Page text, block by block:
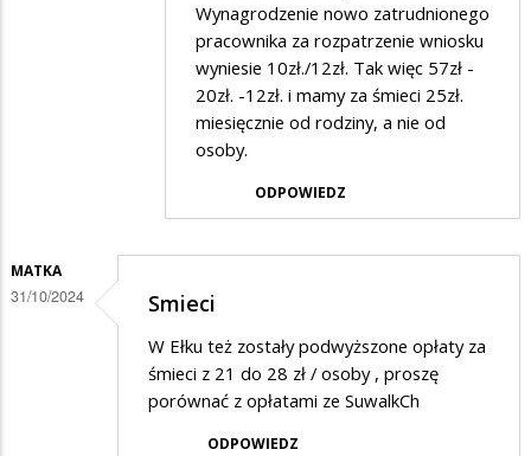
Wynagrodzenie nowo zatrudnionego
pracownika za rozpatrzenie wniosku
wyniesie 10zł./12zł. Tak więc 57zł -
20zł. -12zł. i mamy za śmieci 25zł.
miesięcznie od rodziny, a nie od
osoby.
ODPOWIEDZ
MATKA
31/10/2024 Smieci
W Ełku też zostały podwyższone opłaty za
śmieci z 21 do 28 zł / osoby , proszę
porównać z opłatami ze SuwalkCh
ODPOWIEDZ